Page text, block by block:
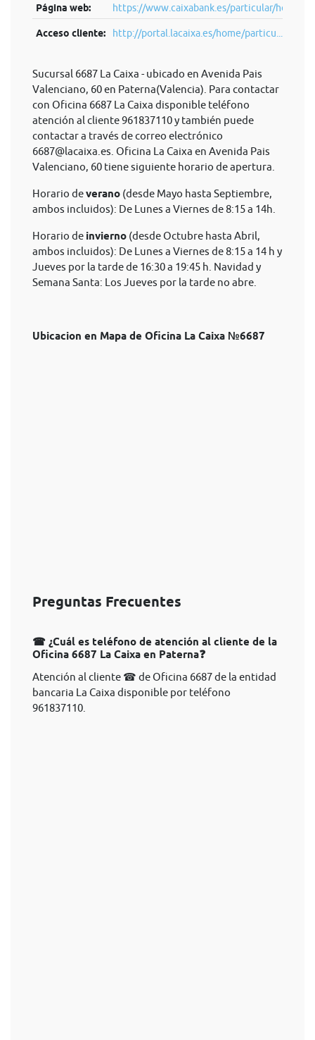
Página web: https://www.caixabank.es/particular/home/
Acceso cliente: http://portal.lacaixa.es/home/particu...
Sucursal 6687 La Caixa - ubicado en Avenida Pais
Valenciano, 60 en Paterna(Valencia). Para contactar
con Oficina 6687 La Caixa disponible teléfono
atención al cliente 961837110 y también puede
contactar a través de correo electrónico
6687@lacaixa.es . Oficina La Caixa en Avenida Pais
Valenciano, 60 tiene siguiente horario de apertura.
Horario deverano (desde Mayo hasta Septiembre,
ambos incluidos): De Lunes a Viernes de 8:15 a 14h.
Horario de invierno (desde Octubre hasta Abril,
ambos incluidos): De Lunes a Viernes de 8:15 a 14 h y
Jueves por la tarde de 16:30 a 19:45 h. Navidad y
Semana Santa: Los Jueves por la tarde no abre.
Ubicacion en Mapa de Oficina La Caixa №6687
Preguntas Frecuentes
☎ ¿Cuál es teléfono de atención al cliente de la
Oficina 6687 La Caixa en Paterna❓
Atención al cliente ☎ de Oficina 6687 de la entidad
bancaria La Caixa disponible por teléfono
961837110.